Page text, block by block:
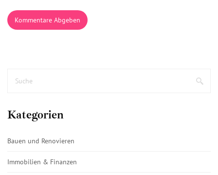
Kommentare Abgeben
Kategorien
Bauen und Renovieren
Immobilien & Finanzen